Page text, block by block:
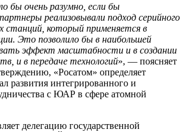
бы очень разумно, если бы
реализовывали подход серийного
станций, который применяется в
Это позволило бы в наибольшей
эффект масштабности и в создании
и в передаче технологий», — поясняет
«Росатом» определяет
развития интегрированного и
с ЮАР в сфере атомной
делегацию государственной